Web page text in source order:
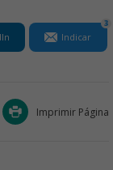
Indicar
3
Imprimir Página